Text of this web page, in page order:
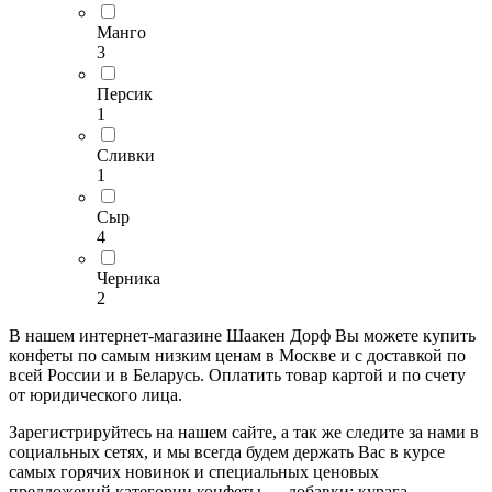
Манго
3
Персик
1
Сливки
1
Сыр
4
Черника
2
В нашем интернет-магазине Шаакен Дорф Вы можете купить
конфеты по самым низким ценам в Москве и с доставкой по
всей России и в Беларусь. Оплатить товар картой и по счету
от юридического лица.
Зарегистрируйтесь на нашем сайте, а так же следите за нами в
социальных сетях, и мы всегда будем держать Вас в курсе
самых горячих новинок и специальных ценовых